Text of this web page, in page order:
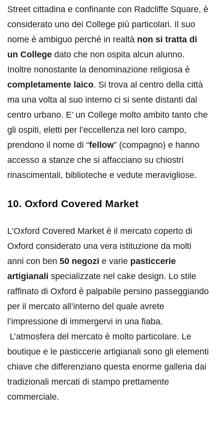
Street cittadina e confinante con Radcliffe Square, è
considerato uno dei College più particolari. Il suo
nome è ambiguo perché in realtà non si tratta di
un College dato che non ospita alcun alunno.
Inoltre nonostante la denominazione religiosa è
completamente laico. Si trova al centro della città
ma una volta al suo interno ci si sente distanti dal
centro urbano. E’ un College molto ambito tanto che
gli ospiti, eletti per l’eccellenza nel loro campo,
prendono il nome di “fellow” (compagno) e hanno
accesso a stanze che si affacciano su chiostri
rinascimentali, biblioteche e vedute meravigliose.
10. Oxford Covered Market
L’Oxford Covered Market è il mercato coperto di
Oxford considerato una vera istituzione da molti
anni con ben 50 negozi e varie pasticcerie
artigianali specializzate nel cake design. Lo stile
raffinato di Oxford è palpabile persino passeggiando
per il mercato all’interno del quale avrete
l’impressione di immergervi in una fiaba.
L’atmosfera del mercato è molto particolare. Le
boutique e le pasticcerie artigianali sono gli elementi
chiave che differenziano questa enorme galleria dai
tradizionali mercati di stampo prettamente
commerciale.